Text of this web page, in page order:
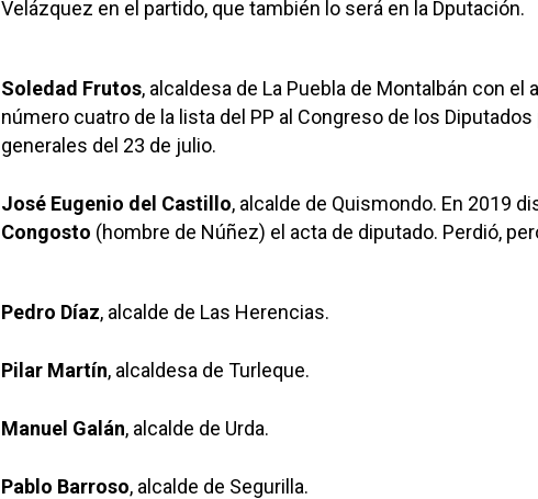
Velázquez en el partido, que también lo será en la Dputación.
Soledad Frutos, alcaldesa de La Puebla de Montalbán con el
número cuatro de la lista del PP al Congreso de los
generales del 23 de julio.
José Eugenio del Castillo, alcalde de Quismondo. En 2019
Congosto (hombre de Núñez) el acta de diputado. Perdió,
Pedro Díaz, alcalde de Las Herencias.
Pilar Martín, alcaldesa de Turleque.
Manuel Galán, alcalde de Urda.
Pablo Barroso, alcalde de Segurilla.